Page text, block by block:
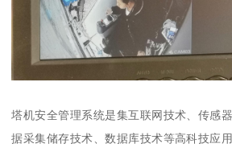
塔机安全管理系统是集互联网技术、传感
据采集储存技术、数据库技术等高科技应